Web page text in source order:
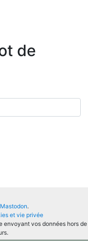
de
Mastodon.
et vie privée
envoyant vos données hors de